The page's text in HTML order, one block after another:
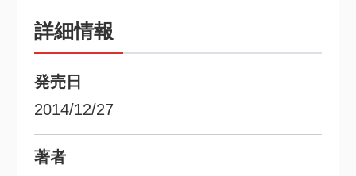
詳細情報
発売日
2014/12/27
著者